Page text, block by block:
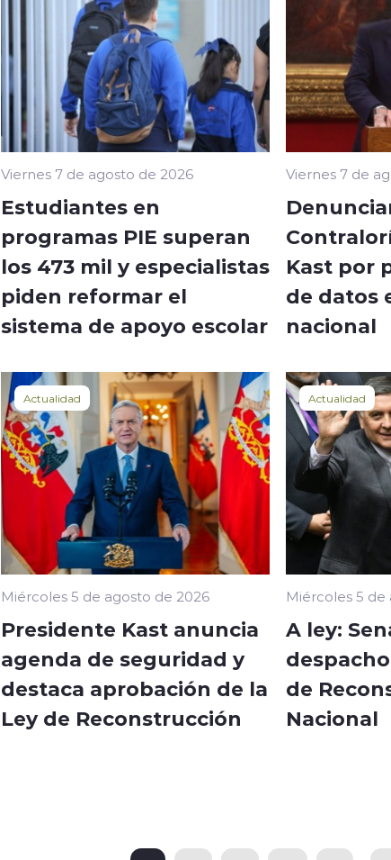
Viernes 7 de agosto de 2026
Estudiantes en
programas PIE superan
los 473 mil y especialistas
piden reformar el
sistema de apoyo escolar
Viernes 7 de
Kast por
de datos
nacional
Actualidad
Miércoles 5 de agosto de 2026
Presidente Kast anuncia
agenda de seguridad y
destaca aprobación de la
Ley de Reconstrucción
Actualidad
Miércoles 5
A ley:
de
Nacional